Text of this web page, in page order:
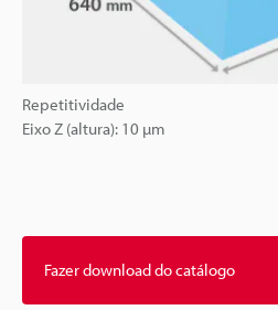
Repetitividade
Eixo Z (altura): 10 µm
Fazer download do catálogo